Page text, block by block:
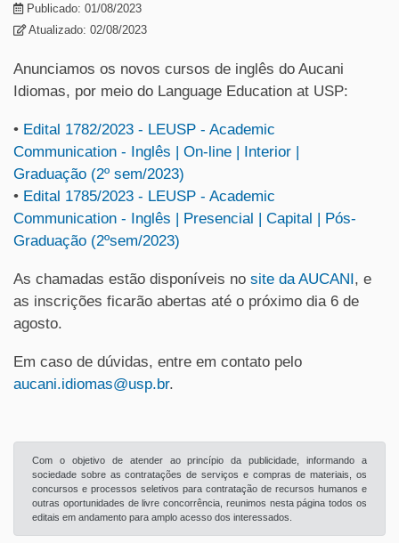
Publicado: 01/08/2023
Atualizado: 02/08/2023
Anunciamos os novos cursos de inglês do Aucani
Idiomas, por meio do Language Education at USP:
• Edital 1782/2023 - LEUSP - Academic
Communication - Inglês | On-line | Interior |
Graduação (2º sem/2023)
• Edital 1785/2023 - LEUSP - Academic
Communication - Inglês | Presencial | Capital | Pós-
Graduação (2ºsem/2023)
As chamadas estão disponíveis no site da AUCANI, e
as inscrições ficarão abertas até o próximo dia 6 de
agosto.
Em caso de dúvidas, entre em contato pelo
aucani.idiomas@usp.br.
Com o objetivo de atender ao princípio da publicidade, informando a
sociedade sobre as contratações de serviços e compras de materiais, os
concursos e processos seletivos para contratação de recursos humanos e
outras oportunidades de livre concorrência, reunimos nesta página todos os
editais em andamento para amplo acesso dos interessados.